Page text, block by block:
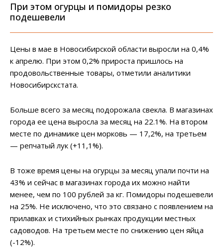
При этом огурцы и помидоры резко
подешевели
Цены в мае в Новосибирской области выросли на 0,4%
к апрелю. При этом 0,2% прироста пришлось на
продовольственные товары, отметили аналитики
Новосибирскстата.
Больше всего за месяц подорожала свекла. В магазинах
города ее цена выросла за месяц на 22.1%. На втором
месте по динамике цен морковь — 17,2%, на третьем
— репчатый лук (+11,1%).
В тоже время цены на огурцы за месяц упали почти на
43% и сейчас в магазинах города их можно найти
менее, чем по 100 рублей за кг. Помидоры подешевели
на 25%. Не исключено, что это связано с появлением на
прилавках и стихийных рынках продукции местных
садоводов. На третьем месте по снижению цен яйца
(-12%).